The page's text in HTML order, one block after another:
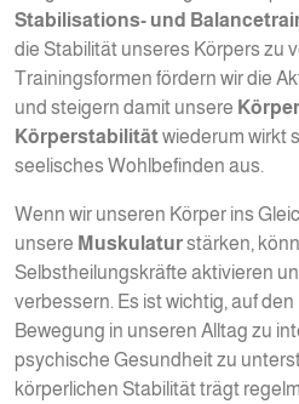
Stabilisations- und
die Stabilität unseres Körpers zu
Trainingsformen fördern wir die
und steigern damit unsere
Körperstabilitätwiederum wirkt
seelisches Wohlbefinden aus.
Wenn wir unseren Körper ins
unsere Muskulaturstärken,
Selbstheilungskräfte aktivieren
verbessern. Es ist wichtig, auf
Bewegung in unseren Alltag zu
psychische Gesundheit zu
körperlichen Stabilität trägt